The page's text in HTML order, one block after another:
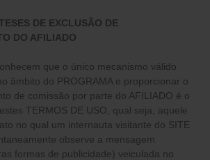
DE EXCLUSÃO DE
DO AFILIADO
que o único mecanismo válido
âmbito do PROGRAMA e proporcionar o
de comissão por parte do AFILIADO é o
TERMOS DE USO, qual seja, aquele
no qual um internauta visitante do SITE
observe a mensagem
formas de publicidade) veiculada no